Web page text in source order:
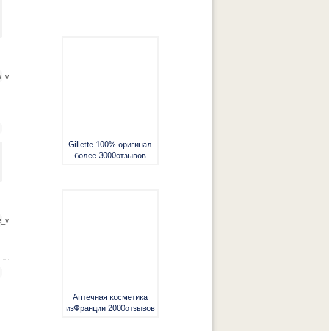
Gillette 100% оригинал
более 3000отзывов
Аптечная косметика
изФранции 2000отзывов